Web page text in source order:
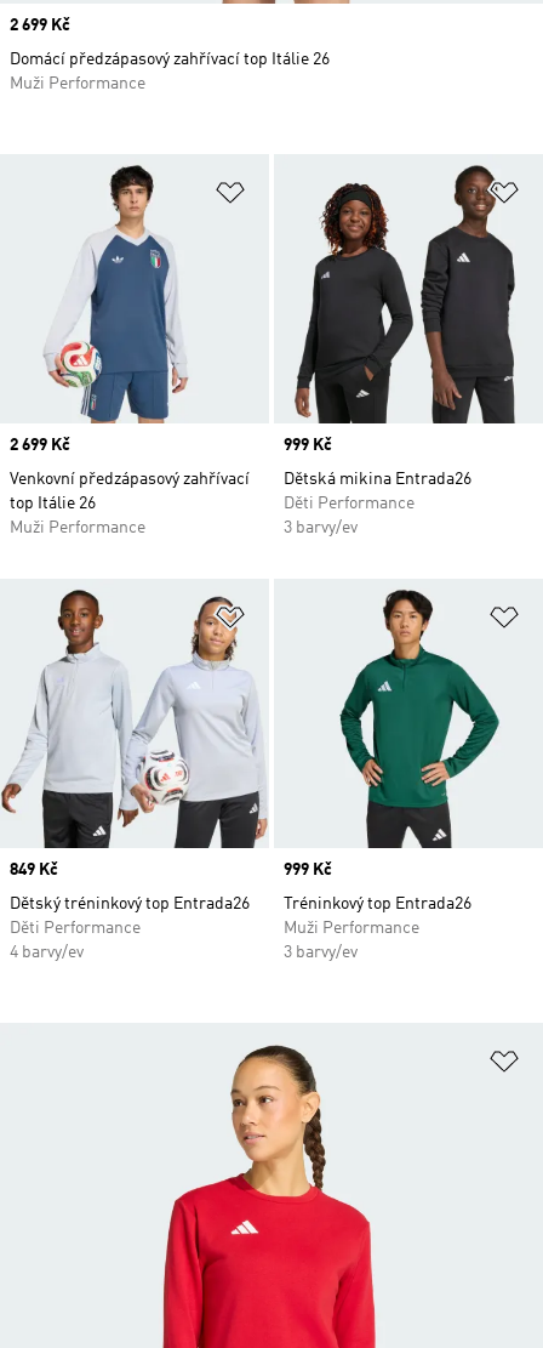
Přidat do seznamu přání
Price
2 699 Kč
Venkovní předzápasový zahřívací
top Itálie 26
Muži Performance
Price
999 Kč
Dětská mikina Entrada26
Děti Performance
3 barvy/ev
Přidat do seznamu přání
Price
849 Kč
Dětský tréninkový top Entrada26
Děti Performance
4 barvy/ev
Price
999 Kč
Tréninkový top Entrada26
Muži Performance
3 barvy/ev
Price
2 699 Kč
Domácí předzápasový zahřívací top Itálie 26
Muži Performance